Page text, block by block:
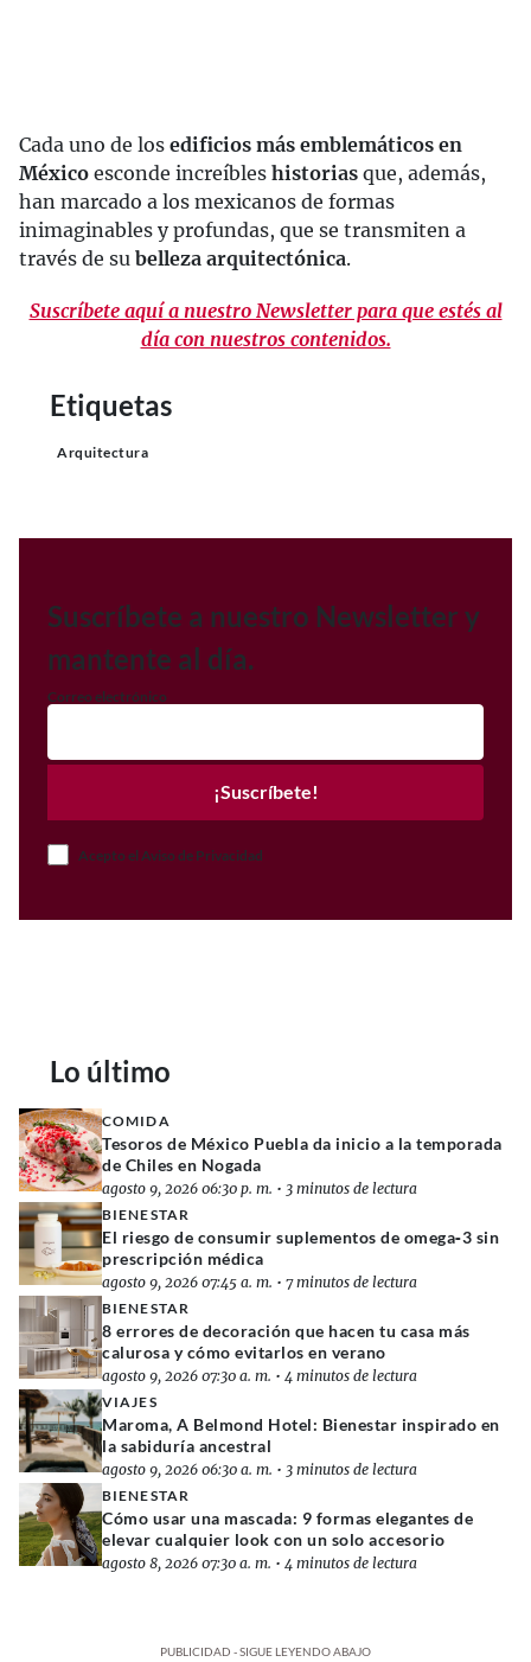
Cada uno de los edificios más emblemáticos en
México esconde increíbles historias que, además,
han marcado a los mexicanos de formas
inimaginables y profundas, que se transmiten a
través de su belleza arquitectónica.
Suscríbete aquí a nuestro Newsletter para que estés al
día con nuestros contenidos.
Etiquetas
Arquitectura
Suscríbete a nuestro Newsletter y
mantente al día.
Correo electrónico
¡Suscríbete!
Acepto el Aviso de Privacidad
Lo último
COMIDA
Tesoros de México Puebla da inicio a la temporada
de Chiles en Nogada
agosto 9, 2026 06:30 p. m. • 3 minutos de lectura
BIENESTAR
El riesgo de consumir suplementos de omega‑3 sin
prescripción médica
agosto 9, 2026 07:45 a. m. • 7 minutos de lectura
BIENESTAR
8 errores de decoración que hacen tu casa más
calurosa y cómo evitarlos en verano
agosto 9, 2026 07:30 a. m. • 4 minutos de lectura
VIAJES
Maroma, A Belmond Hotel: Bienestar inspirado en
la sabiduría ancestral
agosto 9, 2026 06:30 a. m. • 3 minutos de lectura
BIENESTAR
Cómo usar una mascada: 9 formas elegantes de
elevar cualquier look con un solo accesorio
agosto 8, 2026 07:30 a. m. • 4 minutos de lectura
PUBLICIDAD - SIGUE LEYENDO ABAJO